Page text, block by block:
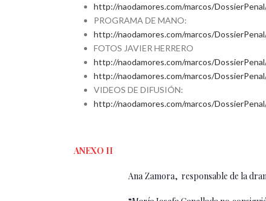
http://naodamores.com/marcos/
PROGRAMA DE MANO:
http://naodamores.com/marcos/
FOTOS JAVIER HERRERO
http://naodamores.com/marcos/
http://naodamores.com/marcos/
VIDEOS DE DIFUSIÓN:
http://naodamores.com/marcos/
ANEXO II
Ana Zamora, responsable de la